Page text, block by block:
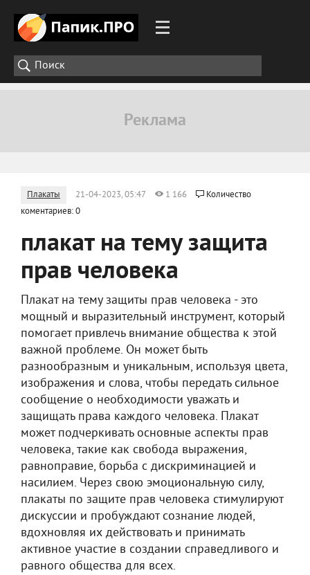
Плакаты 21-04-2023, 05:47 1 166
Количество
коментариев: 0
плакат на тему защита
прав человека
Плакат на тему защиты прав человека - это
мощный и выразительный инструмент, который
помогает привлечь внимание общества к этой
важной проблеме. Он может быть
разнообразным и уникальным, используя цвета,
изображения и слова, чтобы передать сильное
сообщение о необходимости уважать и
защищать права каждого человека. Плакат
может подчеркивать основные аспекты прав
человека, такие как свобода выражения,
равноправие, борьба с дискриминацией и
насилием. Через свою эмоциональную силу,
плакаты по защите прав человека стимулируют
дискуссии и пробуждают сознание людей,
вдохновляя их действовать и принимать
активное участие в создании справедливого и
равного общества для всех.